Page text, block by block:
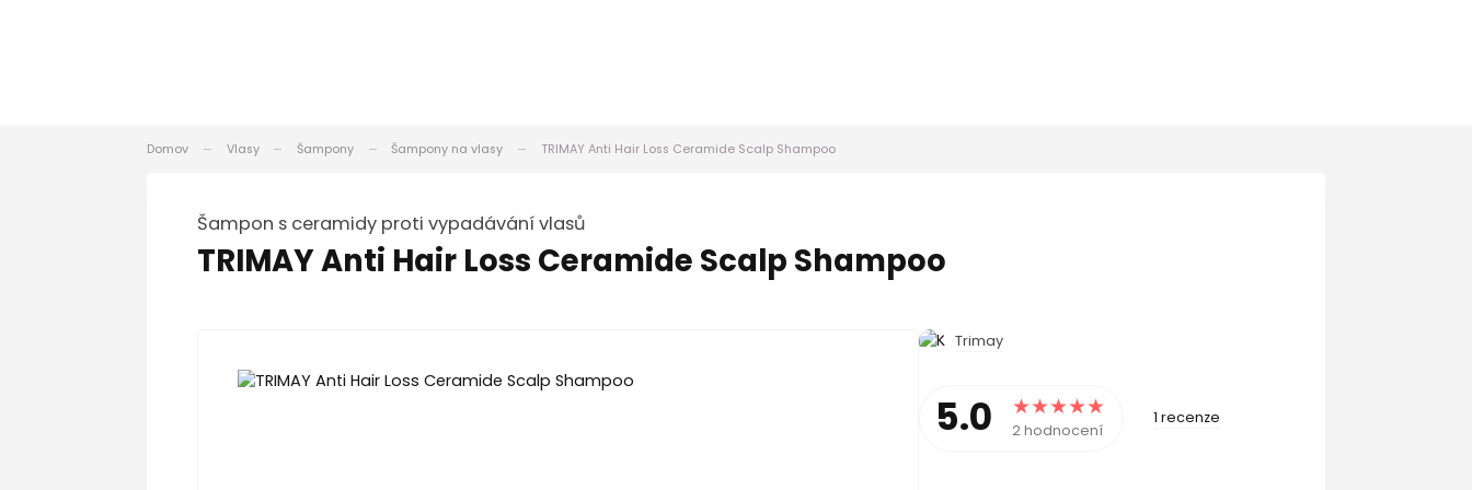
Domov Vlasy Šampony Šampony na vlasy TRIMAY Anti Hair Loss Ceramide Scalp Shampoo
Šampon s ceramidy proti vypadávání vlasů
TRIMAY Anti Hair Loss Ceramide Scalp Shampoo
Trimay
5.0 2 hodnocení
1 recenze